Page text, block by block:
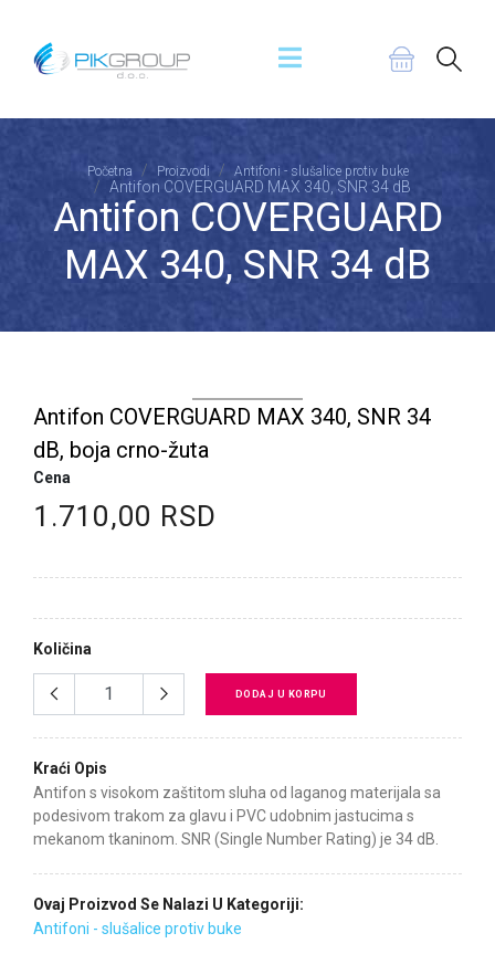
Početna Proizvodi Antifoni - slušalice protiv buke
Antifon COVERGUARD MAX 340, SNR 34 dB
Antifon COVERGUARD
MAX 340, SNR 34 dB
Antifon COVERGUARD MAX 340, SNR 34
dB, boja crno-žuta
Cena
1.710,00 RSD
Količina
DODAJ U KORPU
Kraći Opis
Antifon s visokom zaštitom sluha od laganog materijala sa
podesivom trakom za glavu i PVC udobnim jastucima s
mekanom tkaninom. SNR (Single Number Rating) je 34 dB.
Ovaj Proizvod Se Nalazi U Kategoriji:
Antifoni - slušalice protiv buke